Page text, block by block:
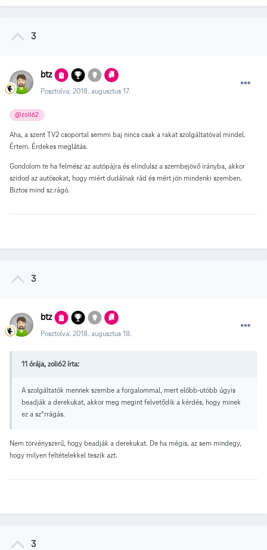
3
btz
Posztolva: 2018. augusztus 17.
@zoli62
Aha, a szent TV2 csoportal semmi baj nincs csak a rakat szolgáltatóval mindel.
Értem. Érdekes meglátás.
Gondolom te ha felmész az autópájra és elindulsz a szembejövő irányba, akkor
szidod az autósokat, hogy miért dudálnak rád és mért jön mindenki szemben.
Biztos mind sz.rágó.
3
btz
Posztolva: 2018. augusztus 18.
11 órája, zoli62 írta:
A szolgáltatók mennek szembe a forgalommal, mert előbb-utóbb úgyis
beadják a derekukat, akkor meg megint felvetődik a kérdés, hogy minek
ez a sz*rrágás.
Nem törvényszerű, hogy beadják a derekukat. De ha mégis, az sem mindegy,
hogy milyen feltételekkel teszik azt.
3